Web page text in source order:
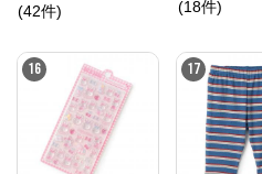
(42件)
(18件)
16 17